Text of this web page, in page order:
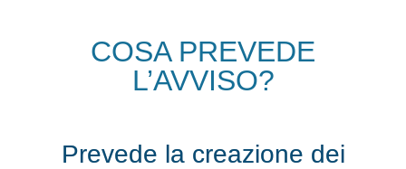
COSA PREVEDE
L’AVVISO?
Prevede la creazione dei